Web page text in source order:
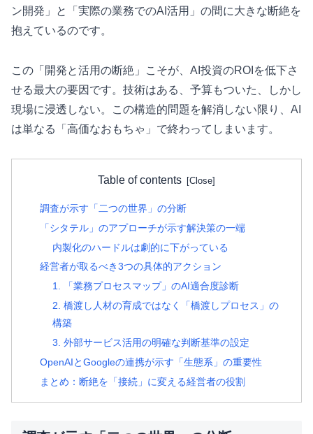
ン開発」と「実際の業務でのAI活用」の間に大きな断絶を
抱えているのです。
この「開発と活用の断絶」こそが、AI投資のROIを低下さ
せる最大の要因です。技術はある、予算もついた、しかし
現場に浸透しない。この構造的問題を解消しない限り、AI
は単なる「高価なおもちゃ」で終わってしまいます。
Table of contents
調査が示す「二つの世界」の分断
「シタテル」のアプローチが示す解決策の一端
内製化のハードルは劇的に下がっている
経営者が取るべき3つの具体的アクション
1. 「業務プロセスマップ」のAI適合度診断
2. 橋渡し人材の育成ではなく「橋渡しプロセス」の
構築
3. 外部サービス活用の明確な判断基準の設定
OpenAIとGoogleの連携が示す「生態系」の重要性
まとめ：断絶を「接続」に変える経営者の役割